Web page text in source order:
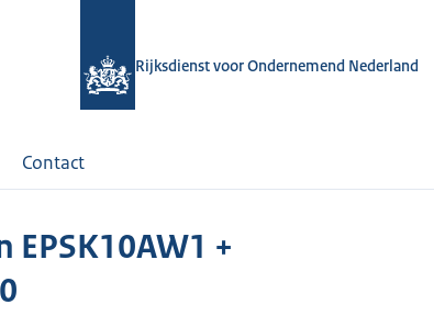
Rijksdienst voor Ondernemend Nederland
Contact
EPSK10AW1 +